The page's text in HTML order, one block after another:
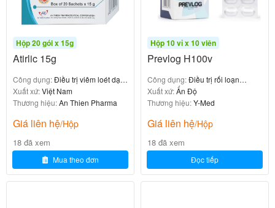
hợp sau:
Người mẫn cảm hoặc dị ứng với bất kỳ thành phần
nào của thuốc.
Bệnh nhân mắc các bệnh lý liên quan đến
canxi huyết
tăng canxi niệu, chẳng hạn
như:
Thừa vitamin D.
Cường cận giáp.
Suy thận nặng.
Hộp 20 gói x 15g
Atirlic 15g
Công dụng:Điều trị viêm loét dạ
dày - tá tràng
Xuất xứ:Việt Nam
Thương hiệu:An Thien Pharma
Giá liên hệ/Hộp
18 đã xem
Mua theo đơn
Hộp 10 vỉ x 10 viên
Prevlog H100v
Công dụng:Điều trị rối loạn
chuyển hóa protein
Xuất xứ:Ấn Độ
Thương hiệu:Y-Med
Giá liên hệ/Hộp
18 đã xem
Đọc tiếp